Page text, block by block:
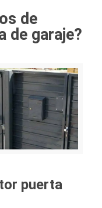
de
de garaje?
puerta